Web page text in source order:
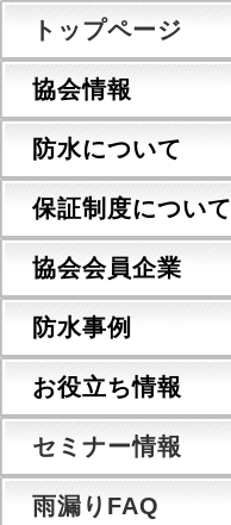
トップページ
協会情報
防水について
保証制度について
協会会員企業
防水事例
お役立ち情報
セミナー情報
雨漏りFAQ